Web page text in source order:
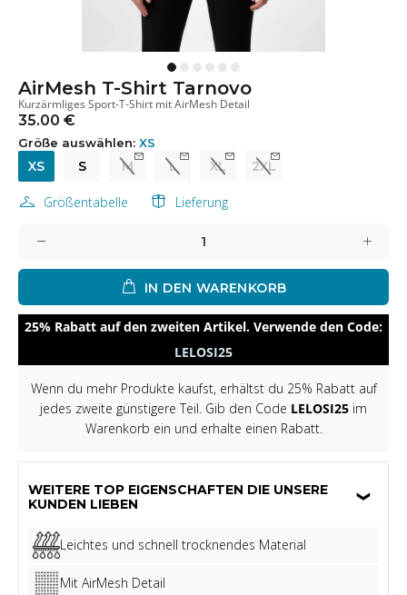
AirMesh T-Shirt Tarnovo
Kurzärmliges Sport-T-Shirt mit AirMesh Detail
35.00 €
Größe auswählen: XS
XS S M L XL 2XL
Größentabelle Lieferung
IN DEN WARENKORB
25% Rabatt auf den zweiten Artikel. Verwende den Code:
LELOSI25
Wenn du mehr Produkte kaufst, erhältst du 25% Rabatt auf
jedes zweite günstigere Teil. Gib den Code LELOSI25 im
Warenkorb ein und erhalte einen Rabatt.
WEITERE TOP EIGENSCHAFTEN DIE UNSERE
KUNDEN LIEBEN
Leichtes und schnell trocknendes Material
Mit AirMesh Detail